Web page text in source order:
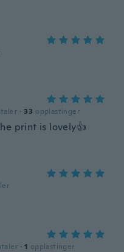
· 33 opplastinger
print is lovely👍
· 1 opplastinger